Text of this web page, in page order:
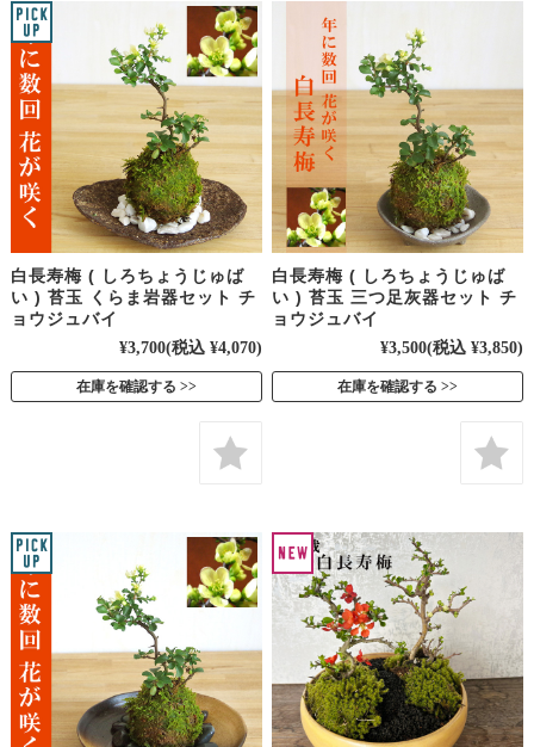
白長寿梅 ( しろちょうじゅば
い ) 苔玉 くらま岩器セット チ
ョウジュバイ
¥3,700(税込 ¥4,070)
在庫を確認する
白長寿梅 ( しろちょうじゅば
い ) 苔玉 三つ足灰器セット チ
ョウジュバイ
¥3,500(税込 ¥3,850)
在庫を確認する